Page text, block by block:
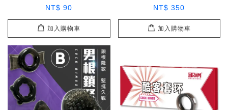
NT$ 90
加入購物車
NT$ 350
加入購物車